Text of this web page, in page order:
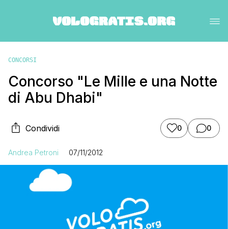
CONCORSI
Concorso "Le Mille e una Notte
di Abu Dhabi"
Condividi 0 0
Andrea Petroni 07/11/2012